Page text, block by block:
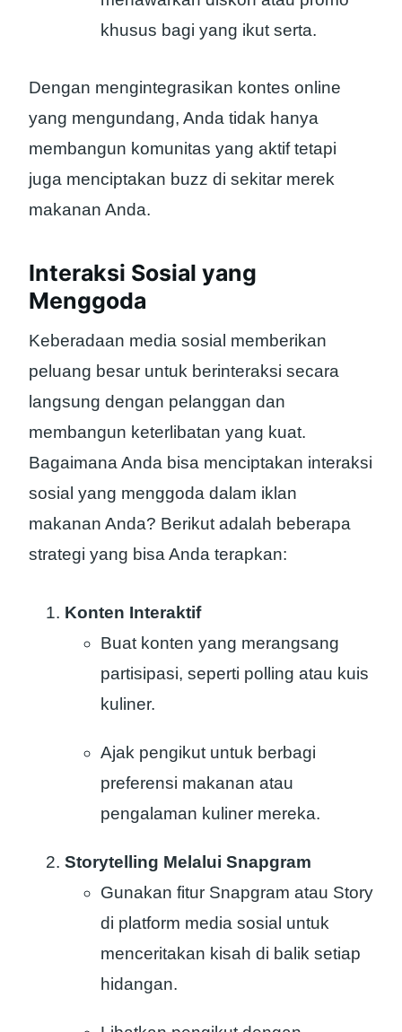
khusus bagi yang ikut serta.
Dengan mengintegrasikan kontes online
yang mengundang, Anda tidak hanya
membangun komunitas yang aktif tetapi
juga menciptakan buzz di sekitar merek
makanan Anda.
Interaksi Sosial yang
Menggoda
Keberadaan media sosial memberikan
peluang besar untuk berinteraksi secara
langsung dengan pelanggan dan
membangun keterlibatan yang kuat.
Bagaimana Anda bisa menciptakan interaksi
sosial yang menggoda dalam iklan
makanan Anda? Berikut adalah beberapa
strategi yang bisa Anda terapkan:
Konten Interaktif
Buat konten yang merangsang
partisipasi, seperti polling atau kuis
kuliner.
Ajak pengikut untuk berbagi
preferensi makanan atau
pengalaman kuliner mereka.
Storytelling Melalui Snapgram
Gunakan fitur Snapgram atau Story
di platform media sosial untuk
menceritakan kisah di balik setiap
hidangan.